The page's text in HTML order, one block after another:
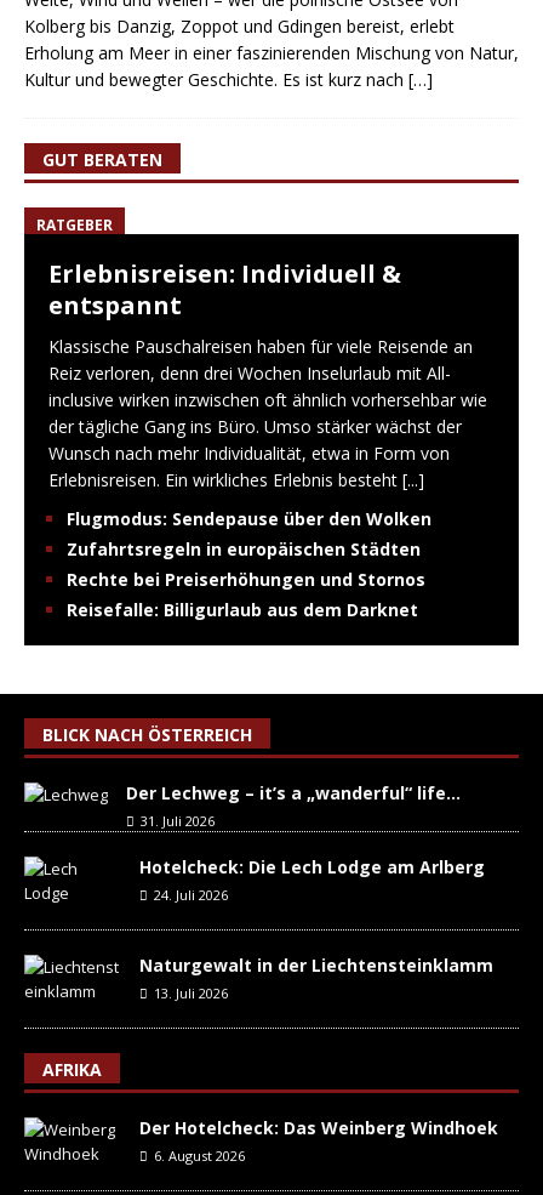
Kolberg bis Danzig, Zoppot und Gdingen bereist, erlebt
Erholung am Meer in einer faszinierenden Mischung von Natur,
Kultur und bewegter Geschichte. Es ist kurz nach […]
GUT BERATEN
RATGEBER
Erlebnisreisen: Individuell &
entspannt
Klassische Pauschalreisen haben für viele Reisende an
Reiz verloren, denn drei Wochen Inselurlaub mit All-
inclusive wirken inzwischen oft ähnlich vorhersehbar wie
der tägliche Gang ins Büro. Umso stärker wächst der
Wunsch nach mehr Individualität, etwa in Form von
Erlebnisreisen. Ein wirkliches Erlebnis besteht [...]
Flugmodus: Sendepause über den Wolken
Zufahrtsregeln in europäischen Städten
Rechte bei Preiserhöhungen und Stornos
Reisefalle: Billigurlaub aus dem Darknet
BLICK NACH ÖSTERREICH
Der Lechweg – it’s a „wanderful“ life…
31. Juli 2026
Hotelcheck: Die Lech Lodge am Arlberg
24. Juli 2026
Naturgewalt in der Liechtensteinklamm
13. Juli 2026
AFRIKA
Der Hotelcheck: Das Weinberg Windhoek
6. August 2026